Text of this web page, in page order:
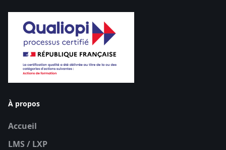
À propos
Accueil
LMS / LXP